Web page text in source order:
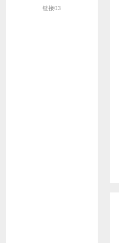
链接03